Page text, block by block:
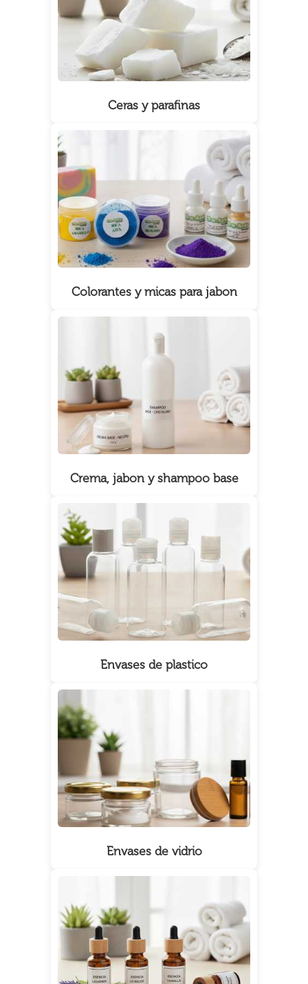
Ceras y parafinas
Colorantes y micas para jabon
Crema, jabon y shampoo base
Envases de plastico
Envases de vidrio